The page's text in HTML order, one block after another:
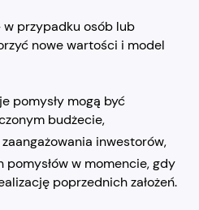
przypadku osób lub
nowe wartości i model
pomysły mogą być
budżecie,
inwestorów,
w momencie, gdy
poprzednich założeń.